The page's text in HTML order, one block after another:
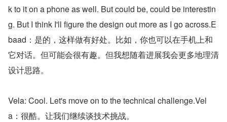
k to it on a phone as well. But could be, could be interestin
g. But I think I'll figure the design out more as I go across.E
baad：是的，这样做有好处。比如，你也可以在手机上和
它对话。但可能会很有趣。但我想随着进展我会更多地理清
设计思路。
Vela: Cool. Let's move on to the technical challenge.Vel
a：很酷。让我们继续谈技术挑战。